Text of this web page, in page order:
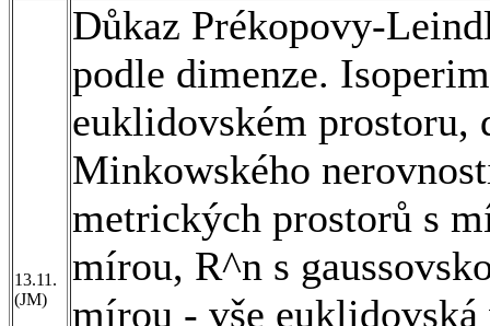
13.11.
(JM)
Důkaz Prékopovy-
podle dimenze.
euklidovském prostoru,
Minkowského
metrických prostorů s
mírou, R^n s
mírou - vše